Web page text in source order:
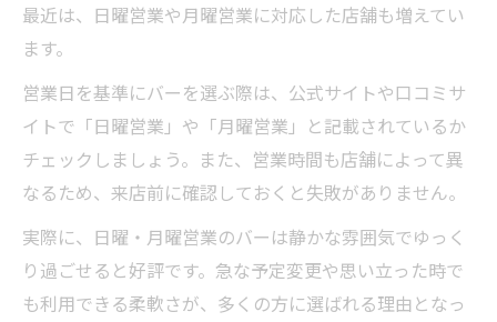
最近は、日曜営業や月曜営業に対応した店舗も増えてい
ます。
営業日を基準にバーを選ぶ際は、公式サイトや口コミサ
イトで「日曜営業」や「月曜営業」と記載されているか
チェックしましょう。また、営業時間も店舗によって異
なるため、来店前に確認しておくと失敗がありません。
実際に、日曜・月曜営業のバーは静かな雰囲気でゆっく
り過ごせると好評です。急な予定変更や思い立った時で
も利用できる柔軟さが、多くの方に選ばれる理由となっ